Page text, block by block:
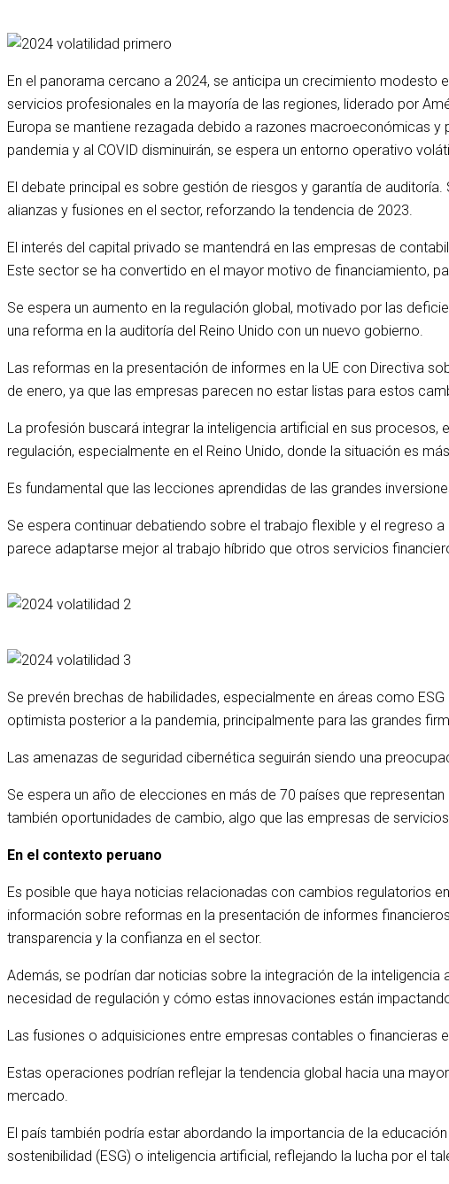
En el panorama cercano a 2024, se anticipa un crecimiento modesto
servicios profesionales en la mayoría de las regiones, liderado por
Europa se mantiene rezagada debido a razones macroeconómicas y
pandemia y al COVID disminuirán, se espera un entorno operativo
El debate principal es sobre gestión de riesgos y garantía de
alianzas y fusiones en el sector, reforzando la tendencia de 2023.
El interés del capital privado se mantendrá en las empresas de
Este sector se ha convertido en el mayor motivo de financiamiento,
Se espera un aumento en la regulación global, motivado por las
una reforma en la auditoría del Reino Unido con un nuevo gobierno.
Las reformas en la presentación de informes en la UE con Directiva
de enero, ya que las empresas parecen no estar listas para estos
La profesión buscará integrar la inteligencia artificial en sus
regulación, especialmente en el Reino Unido, donde la situación es
Es fundamental que las lecciones aprendidas de las grandes
Se espera continuar debatiendo sobre el trabajo flexible y el regreso
parece adaptarse mejor al trabajo híbrido que otros servicios
Se prevén brechas de habilidades, especialmente en áreas como
optimista posterior a la pandemia, principalmente para las grandes
Las amenazas de seguridad cibernética seguirán siendo una
Se espera un año de elecciones en más de 70 países que
también oportunidades de cambio, algo que las empresas de
En el contexto peruano
Es posible que haya noticias relacionadas con cambios regulatorios
información sobre reformas en la presentación de informes
transparencia y la confianza en el sector.
Además, se podrían dar noticias sobre la integración de la
necesidad de regulación y cómo estas innovaciones están
Las fusiones o adquisiciones entre empresas contables o financieras
Estas operaciones podrían reflejar la tendencia global hacia una
mercado.
El país también podría estar abordando la importancia de la
sostenibilidad (ESG) o inteligencia artificial, reflejando la lucha por el